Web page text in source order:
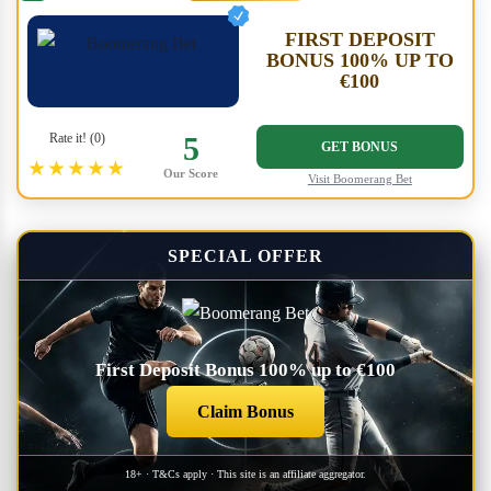
FIRST DEPOSIT
BONUS 100% UP TO
€100
Rate it! (0)
★★★★★
5
Our Score
GET BONUS
Visit Boomerang Bet
SPECIAL OFFER
First Deposit Bonus 100% up to €100
Claim Bonus
18+ · T&Cs apply · This site is an affiliate aggregator.